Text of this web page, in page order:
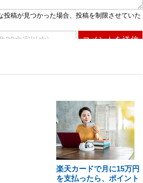
楽天カードで月に15万円
を支払ったら、ポイント